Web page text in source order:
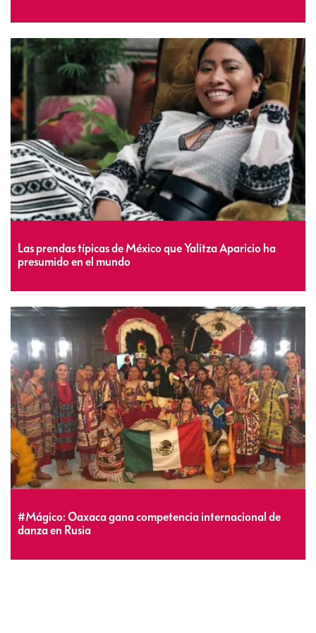
Las prendas típicas de México que Yalitza Aparicio ha
presumido en el mundo
#Mágico: Oaxaca gana competencia internacional de
danza en Rusia